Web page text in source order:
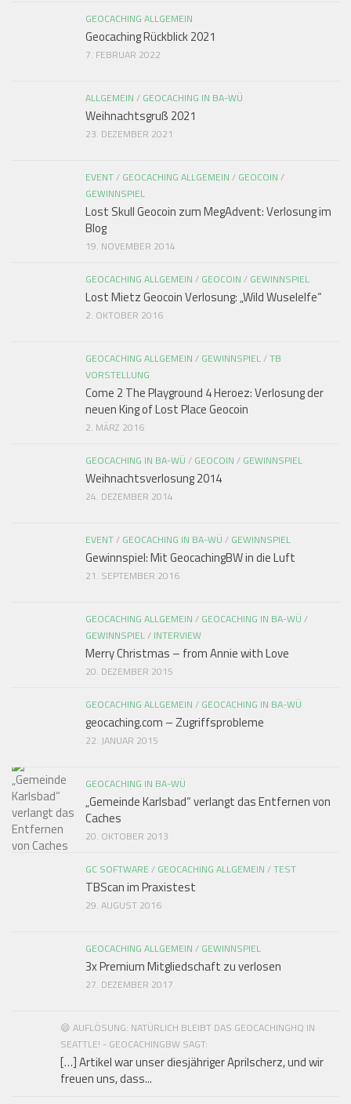
GEOCACHING ALLGEMEIN
Geocaching Rückblick 2021
7. FEBRUAR 2022
ALLGEMEIN / GEOCACHING IN BA-WÜ
Weihnachtsgruß 2021
23. DEZEMBER 2021
EVENT/ GEOCACHING ALLGEMEIN / GEOCOIN /
GEWINNSPIEL
Lost Skull Geocoin zum MegAdvent: Verlosung im
Blog
19. NOVEMBER 2014
GEOCACHING ALLGEMEIN / GEOCOIN / GEWINNSPIEL
Lost Mietz Geocoin Verlosung: „Wild Wuselelfe“
2. OKTOBER 2016
GEOCACHING ALLGEMEIN / GEWINNSPIEL/TB
VORSTELLUNG
Come 2 The Playground 4 Heroez: Verlosung der
neuen King of Lost Place Geocoin
2. MÄRZ 2016
GEOCACHING IN BA-WÜ / GEOCOIN / GEWINNSPIEL
Weihnachtsverlosung 2014
24. DEZEMBER 2014
EVENT/ GEOCACHING IN BA-WÜ / GEWINNSPIEL
Gewinnspiel: Mit GeocachingBW in die Luft
21. SEPTEMBER 2016
GEOCACHING ALLGEMEIN / GEOCACHING IN BA-WÜ /
GEWINNSPIEL/ INTERVIEW
Merry Christmas – from Annie with Love
20. DEZEMBER 2015
GEOCACHING ALLGEMEIN / GEOCACHING IN BA-WÜ
geocaching.com – Zugriffsprobleme
22. JANUAR 2015
GEOCACHING IN BA-WÜ
„Gemeinde Karlsbad“ verlangt das Entfernen von
Caches
20. OKTOBER 2013
GC SOFTWARE / GEOCACHING ALLGEMEIN /TEST
TBScan im Praxistest
29. AUGUST 2016
GEOCACHING ALLGEMEIN / GEWINNSPIEL
3x Premium Mitgliedschaft zu verlosen
27. DEZEMBER 2017
😄 AUFLÖSUNG: NATÜRLICH BLEIBT DAS GEOCACHINGHQ IN
SEATTLE! - GEOCACHINGBW SAGT:
[…] Artikel war unser diesjähriger Aprilscherz, und wir
freuen uns, dass...